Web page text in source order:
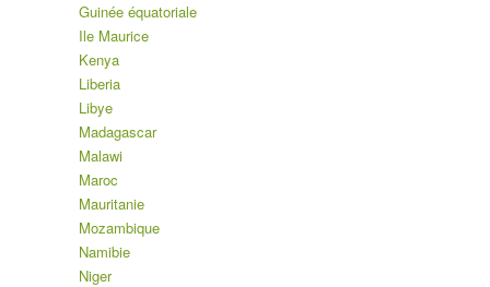
Guinée équatoriale
Ile Maurice
Kenya
Liberia
Libye
Madagascar
Malawi
Maroc
Mauritanie
Mozambique
Namibie
Niger